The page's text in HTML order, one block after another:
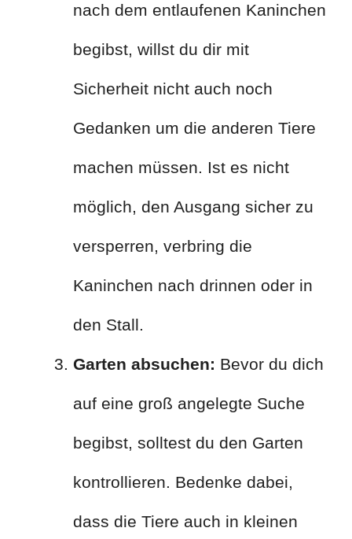
nach dem entlaufenen Kaninchen
begibst, willst du dir mit
Sicherheit nicht auch noch
Gedanken um die anderen Tiere
machen müssen. Ist es nicht
möglich, den Ausgang sicher zu
versperren, verbring die
Kaninchen nach drinnen oder in
den Stall.
Garten absuchen: Bevor du dich
auf eine groß angelegte Suche
begibst, solltest du den Garten
kontrollieren. Bedenke dabei,
dass die Tiere auch in kleinen